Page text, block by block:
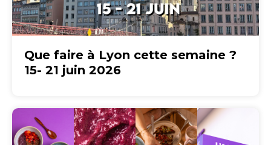
Que faire à Lyon cette semaine ?
15- 21 juin 2026